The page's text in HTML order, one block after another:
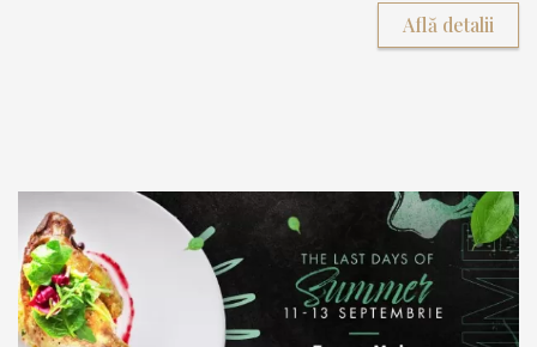
Află detalii